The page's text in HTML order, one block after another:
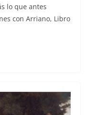
lo que antes
con Arriano, Libro